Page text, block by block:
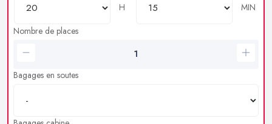
H
MIN
Nombre de places
Bagages en soutes